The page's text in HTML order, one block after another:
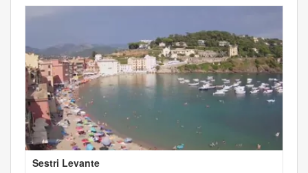
Sestri Levante